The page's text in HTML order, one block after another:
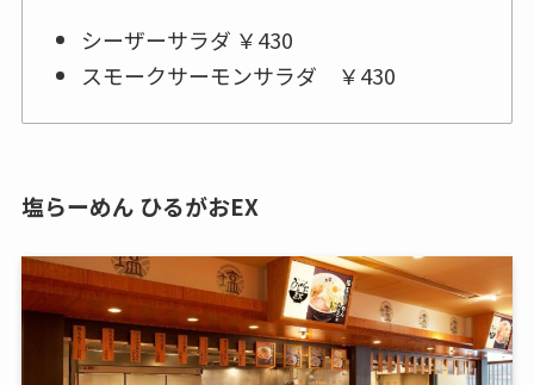
シーザーサラダ ￥430
スモークサーモンサラダ ￥430
塩らーめん ひるがおEX